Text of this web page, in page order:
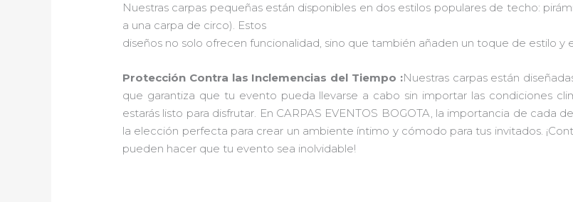
Nuestras carpas pequeñas están disponibles en dos estilos populares de techo:
a una carpa de circo). Estos
diseños no solo ofrecen funcionalidad, sino que también añaden un toque de estilo y
Protección Contra las Inclemencias del Tiempo :Nuestras carpas están
que garantiza que tu evento pueda llevarse a cabo sin importar las condiciones
estarás listo para disfrutar. En CARPAS EVENTOS BOGOTA, la importancia de cada
la elección perfecta para crear un ambiente íntimo y cómodo para tus invitados.
pueden hacer que tu evento sea inolvidable!